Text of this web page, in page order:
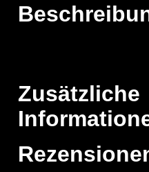
Zusätzliche
Attribute
Wert